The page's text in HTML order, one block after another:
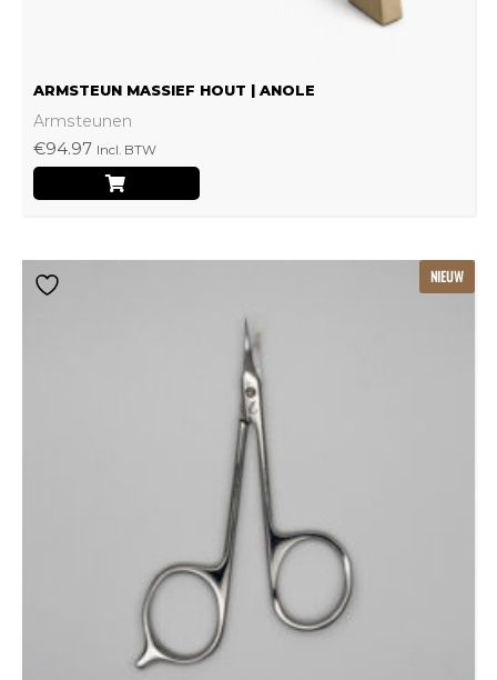
ARMSTEUN MASSIEF HOUT | ANOLE
Armsteunen
€94.97 Incl. BTW
NIEUW